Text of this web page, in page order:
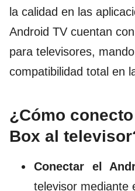
la calidad en las
Android TV cuentan
para televisores,
compatibilidad total en
¿Cómo
Box al
Conectar el
televisor mediante